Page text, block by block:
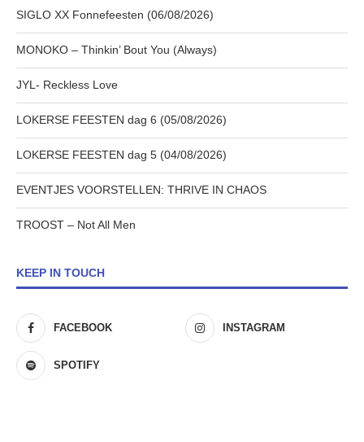
SIGLO XX Fonnefeesten (06/08/2026)
MONOKO – Thinkin’ Bout You (Always)
JYL- Reckless Love
LOKERSE FEESTEN dag 6 (05/08/2026)
LOKERSE FEESTEN dag 5 (04/08/2026)
EVENTJES VOORSTELLEN: THRIVE IN CHAOS
TROOST – Not All Men
KEEP IN TOUCH
FACEBOOK INSTAGRAM
SPOTIFY